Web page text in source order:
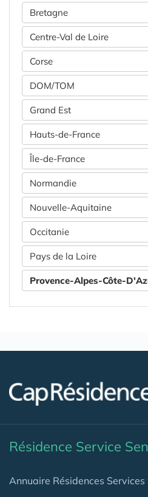
Bretagne
Centre-Val de Loire
Corse
DOM/TOM
Grand Est
Hauts-de-France
Île-de-France
Normandie
Nouvelle-Aquitaine
Occitanie
Pays de la Loire
Provence-Alpes-Côte-
Résidence Service
Annuaire Résidences Services